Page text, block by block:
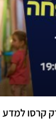
למדע | באר